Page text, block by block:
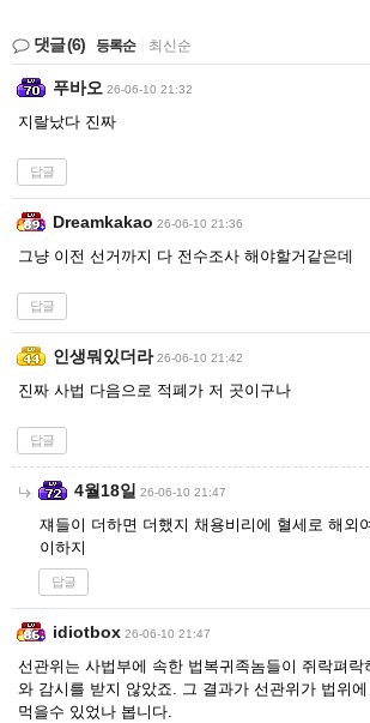
댓글(6) 등록순 최신순
푸바오 26-06-10 21:32
지랄났다 진짜
답글
Dreamkakao 26-06-10 21:36
그냥 이전 선거까지 다 전수조사 해야할거같은데
답글
인생뭐있더라 26-06-10 21:42
진짜 사법 다음으로 적폐가 저 곳이구나
답글
4월18일 26-06-10 21:47
쟤들이 더하면 더했지 채용비리에 혈세로 해외
이하지
답글
idiotbox 26-06-10 21:47
선관위는 사법부에 속한 법복귀족놈들이 쥐락펴락
와 감시를 받지 않았죠. 그 결과가 선관위가 법위
먹을수 있었나 봅니다.